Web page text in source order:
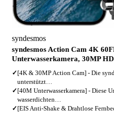
syndesmos
syndesmos Action Cam 4K
Unterwasserkamera, 30MP
✓ [4K & 30MP Action Cam] - Die
unterstützt…
✓ [40M Unterwasserkamera] - Diese
wasserdichten…
✓ [EIS Anti-Shake & Drahtlose